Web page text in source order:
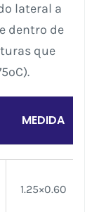
lateral a
dentro de
que
MEDIDA
1.25×0.60